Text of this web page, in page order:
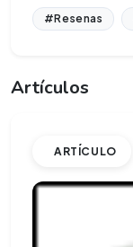
#Resenas
Artículos
ARTÍCULO